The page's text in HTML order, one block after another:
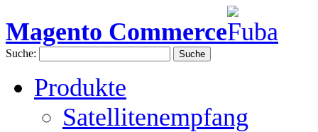
Magento Commerce
Suche: Suche
Produkte
Satellitenempfang